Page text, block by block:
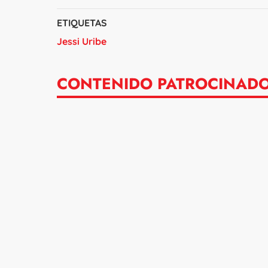
ETIQUETAS
Jessi Uribe
CONTENIDO